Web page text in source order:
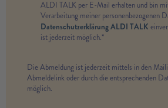
ALDI TALK per E-Mail erhalten und bin
Verarbeitung meiner personenbezogenen
Datenschutzerklärung ALDI TALK
ist jederzeit möglich.*
Die Abmeldung ist jederzeit mittels in den
Abmeldelink oder durch die entsprechenden
möglich.